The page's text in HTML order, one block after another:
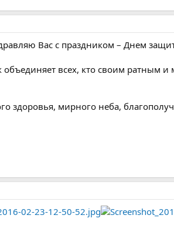
Вас с праздником – Днем
объединяет всех, кто своим ратным
здоровья, мирного неба,